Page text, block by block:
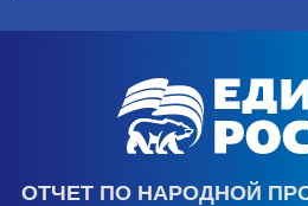
ОТЧЕТ ПО НАРОДНОЙ